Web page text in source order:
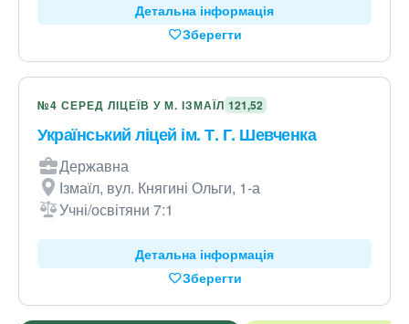
Детальна інформація
Зберегти
№4 СЕРЕД ЛІЦЕЇВ У М. ІЗМАЇЛ 121,52
Український ліцей ім. Т. Г. Шевченка
Державна
Ізмаїл, вул. Княгині Ольги, 1-а
Учні/освітяни 7:1
Детальна інформація
Зберегти